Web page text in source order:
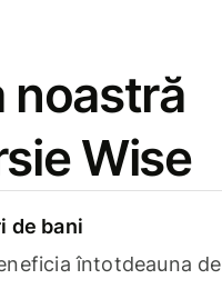
noastră
Wise
de bani
întotdeauna de